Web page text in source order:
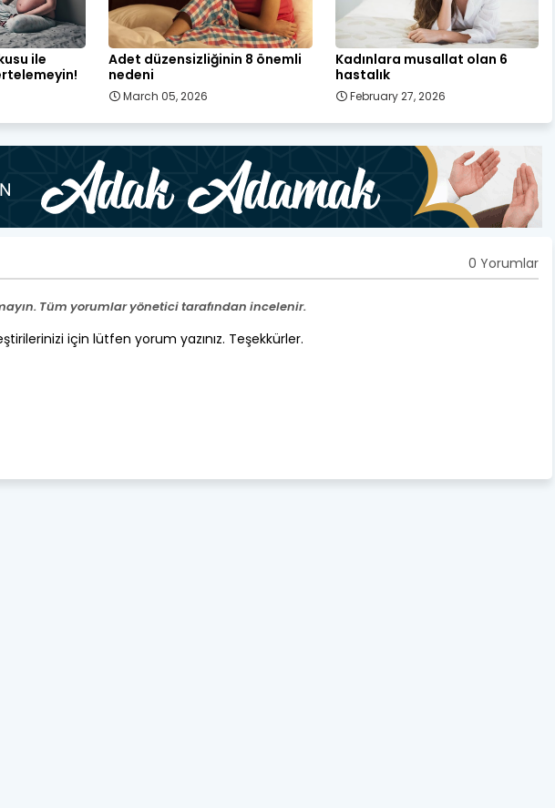
ile
Adet düzensizliğinin 8 önemli
nedeni
March 05, 2026
Kadınlara musallat olan 6
hastalık
February 27, 2026
0 Yorumlar
Tüm yorumlar yönetici tarafından incelenir.
için lütfen yorum yazınız. Teşekkürler.